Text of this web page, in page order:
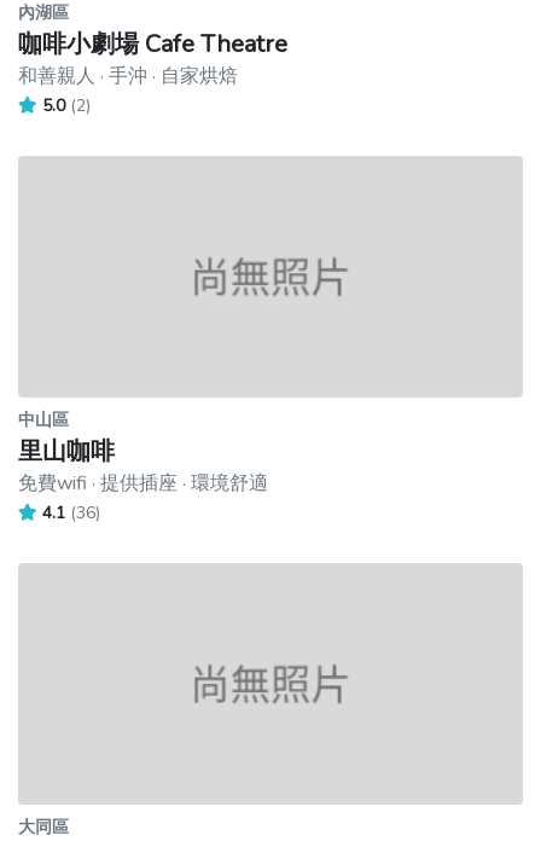
內湖區
咖啡小劇場 Cafe Theatre
和善親人 · 手沖 · 自家烘焙
5.0 (2)
中山區
里山咖啡
免費wifi · 提供插座 · 環境舒適
4.1 (36)
大同區